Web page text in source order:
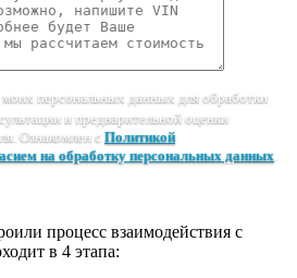
моих персональных данных для обработки
и предварительной оценки
Ознакомлен с Политикой
на обработку персональных данных
процесс взаимодействия с
в 4 этапа: